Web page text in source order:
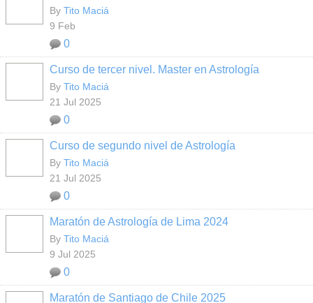
By Tito Maciá
9 Feb
0
Curso de tercer nivel. Master en Astrología
By Tito Maciá
21 Jul 2025
0
Curso de segundo nivel de Astrología
By Tito Maciá
21 Jul 2025
0
Maratón de Astrología de Lima 2024
By Tito Maciá
9 Jul 2025
0
Maratón de Santiago de Chile 2025